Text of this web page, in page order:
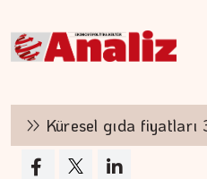
Küresel gıda fiyatları